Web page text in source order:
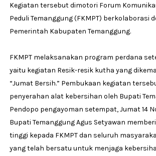
Kegiatan tersebut dimotori Forum
Peduli Temanggung (FKMPT) berkolaborasi
Pemerintah Kabupaten Temanggung.
FKMPT melaksanakan program perdana
yaitu kegiatan Resik-resik kutha yang
“Jumat Bersih.” Pembukaan kegiatan
penyerahan alat kebersihan oleh Bupati
Pendopo pengayoman setempat, Jumat 14
Bupati Temanggung Agus Setyawan
tinggi kepada FKMPT dan seluruh
yang telah bersatu untuk menjaga